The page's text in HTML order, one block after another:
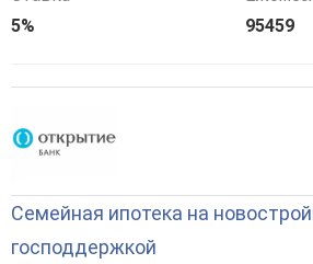
5%
95459
Семейная ипотека на
господдержкой